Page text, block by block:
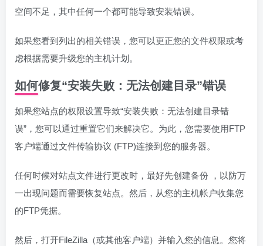
空间不足，其中任何一个都可能导致安装错误。
如果您看到列出的相关错误，您可以更正您的文件权限或考
虑根据需要升级您的主机计划。
如何修复“安装失败：无法创建目录”错误
如果您站点的权限设置导致“安装失败：无法创建目录错
误”，您可以通过重置它们来解决它。为此，您需要使用FTP
客户端通过文件传输协议 (FTP)连接到您的服务器。
任何时候对站点文件进行更改时，最好先创建备份 ，以防万
一出现问题而需要恢复站点。然后，从您的主机帐户收集您
的FTP凭据。
然后，打开FileZilla（或其他客户端）并输入您的信息。您将